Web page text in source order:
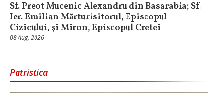
Sf. Preot Mucenic Alexandru din Basarabia; Sf.
Ier. Emilian Mărturisitorul, Episcopul
Cizicului, şi Miron, Episcopul Cretei
08 Aug, 2026
Patristica